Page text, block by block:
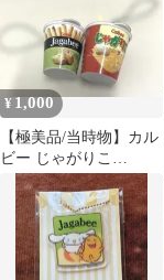
¥1,000
【極美品/当時物】カル
ビー じゃがりこ
Jagabee ミニチュア 2個
セット